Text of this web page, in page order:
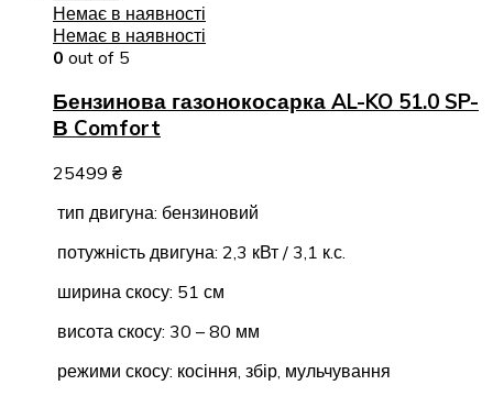
Немає в наявності
Немає в наявності
0 out of 5
Бензинова газонокосарка AL-KO 51.0 SP-
В Comfort
25499 ₴
тип двигуна: бензиновий
потужність двигуна: 2,3 кВт / 3,1 к.с.
ширина скосу: 51 см
висота скосу: 30 – 80 мм
режими скосу: косіння, збір, мульчування